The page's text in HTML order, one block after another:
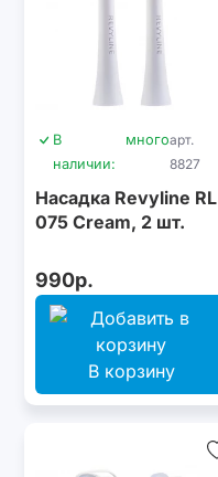
В
наличии:
многоарт.
8827
Насадка Revyline RL
075 Cream, 2 шт.
990р.
В корзину